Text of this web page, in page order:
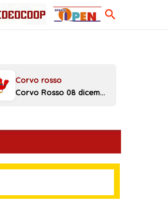
Cerca
Corvo Rosso 08 dicembre 2025